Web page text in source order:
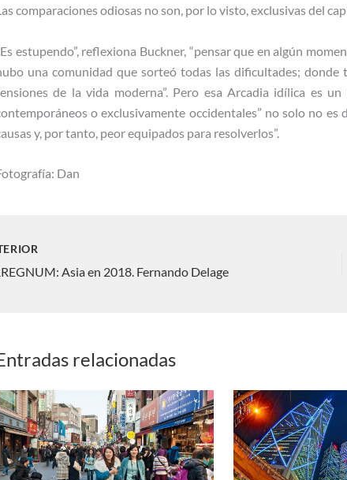
comparaciones odiosas no son, por lo visto, exclusivas del
estupendo”, reflexiona Buckner, “pensar que en algún
una comunidad que sorteó todas las dificultades; donde
de la vida moderna”. Pero esa Arcadia idílica es
o exclusivamente occidentales” no solo no es
y, por tanto, peor equipados para resolverlos”.
Dan
Asia en 2018. Fernando Delage
relacionadas